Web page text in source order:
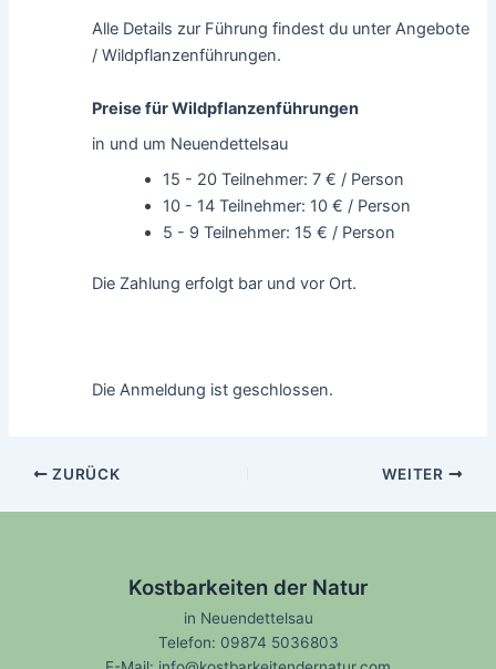
Alle Details zur Führung findest du unter Angebote
/ Wildpflanzenführungen.
Preise für Wildpflanzenführungen
in und um Neuendettelsau
15 - 20 Teilnehmer: 7 € / Person
10 - 14 Teilnehmer: 10 € / Person
5 - 9 Teilnehmer: 15 € / Person
Die Zahlung erfolgt bar und vor Ort.
Die Anmeldung ist geschlossen.
ZURÜCK WEITER
Kostbarkeiten der Natur
in Neuendettelsau
Telefon: 09874 5036803